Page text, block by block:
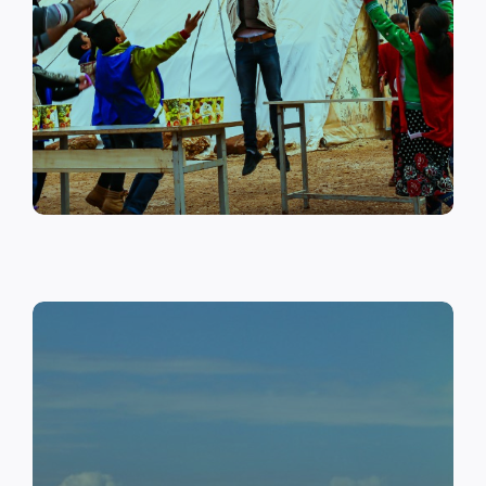
على أهمية حماية الطفل وإنشاء
مراكز لبناء القدرات والتوعية
الصحية والنفسية.
اقرأ المزيد